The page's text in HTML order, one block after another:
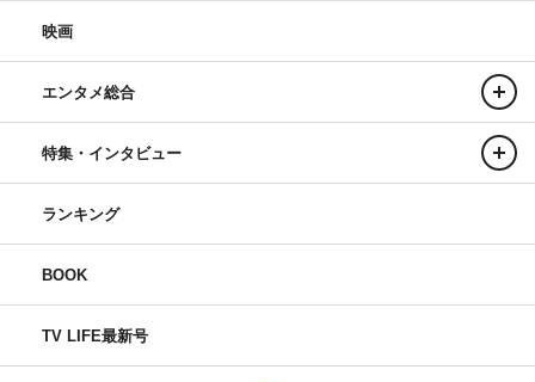
映画
エンタメ総合
特集・インタビュー
ランキング
BOOK
TV LIFE最新号